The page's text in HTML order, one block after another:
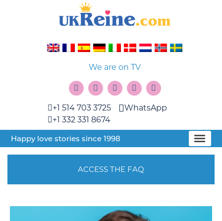
We are on TV
+1 514 703 3725
+1 332 331 8674
WhatsApp
Happy love stories since 1998
ACCESS THE FAQ